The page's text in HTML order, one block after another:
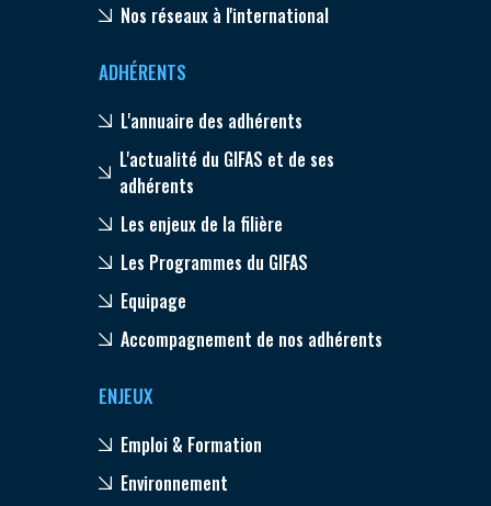
Nos réseaux à l'international
ADHÉRENTS
L'annuaire des adhérents
L'actualité du GIFAS et de ses
adhérents
Les enjeux de la filière
Les Programmes du GIFAS
Equipage
Accompagnement de nos adhérents
ENJEUX
Emploi & Formation
Environnement